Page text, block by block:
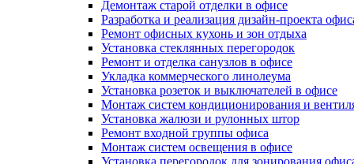
Демонтаж старой отделки в офисе
Разработка и реализация дизайн-проекта
Ремонт офисных кухонь и зон отдыха
Установка стеклянных перегородок
Ремонт и отделка санузлов в офисе
Укладка коммерческого линолеума
Установка розеток и выключателей в офисе
Монтаж систем кондиционирования и
Установка жалюзи и рулонных штор
Ремонт входной группы офиса
Монтаж систем освещения в офисе
Установка перегородок для зонирования